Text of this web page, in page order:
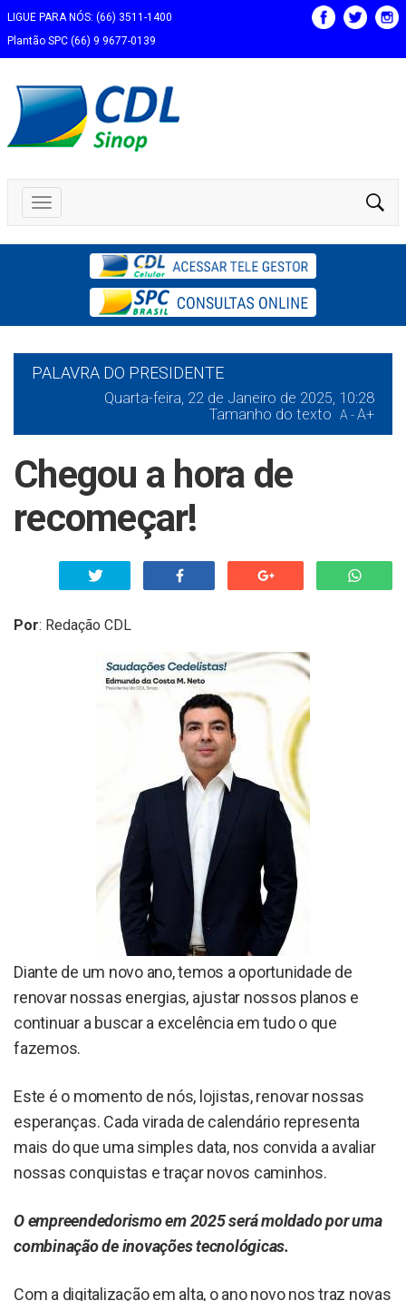
LIGUE PARA NÓS: (66) 3511-1400
Plantão SPC (66) 9 9677-0139
PALAVRA DO PRESIDENTE
Quarta-feira, 22 de Janeiro de 2025, 10:28
Tamanho do texto
A -A+
Chegou a hora de
recomeçar!
Por: Redação CDL
Diante de um novo ano, temos a oportunidade de
renovar nossas energias, ajustar nossos planos e
continuar a buscar a excelência em tudo o que
fazemos.
Este é o momento de nós, lojistas, renovar nossas
esperanças. Cada virada de calendário representa
mais do que uma simples data, nos convida a avaliar
nossas conquistas e traçar novos caminhos.
O empreendedorismo em 2025 será moldado por uma
combinação de inovações tecnológicas.
Com a digitalização em alta, o ano novo nos traz novas